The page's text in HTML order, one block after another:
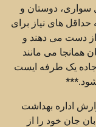
سواری، دوستان و
های نیاز برای
از دست می دهند و
همانجا می مانند
یک طرفه ایست
سال ۲۰۱۸ طبق گزارش اداره بهداشت
جان خود را از